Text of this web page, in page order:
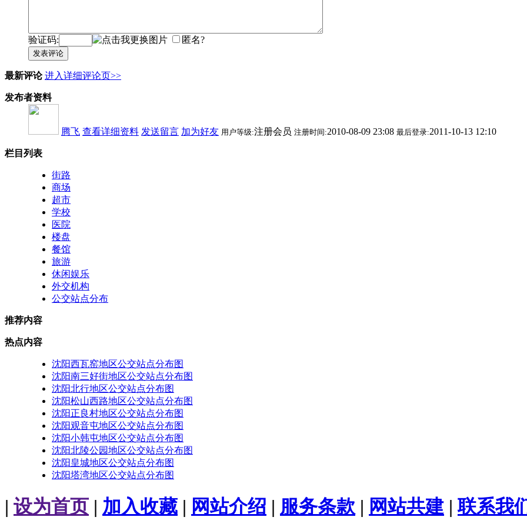
验证码: 匿名?
发表评论
最新评论 进入详细评论页>>
发布者资料
腾飞 查看详细资料 发送留言 加为好友 用户等级:注册会员 注册时间:2010-08-09 23:08 最后登录:2011-10-13 12:10
栏目列表
街路
商场
超市
学校
医院
楼盘
餐馆
旅游
休闲娱乐
外交机构
公交站点分布
推荐内容
热点内容
沈阳西瓦窑地区公交站点分布图
沈阳南三好街地区公交站点分布图
沈阳北行地区公交站点分布图
沈阳松山西路地区公交站点分布图
沈阳正良村地区公交站点分布图
沈阳观音屯地区公交站点分布图
沈阳小韩屯地区公交站点分布图
沈阳北陵公园地区公交站点分布图
沈阳皇城地区公交站点分布图
沈阳塔湾地区公交站点分布图
| 设为首页 | 加入收藏 | 网站介绍 | 服务条款 | 网站共建 |联系我